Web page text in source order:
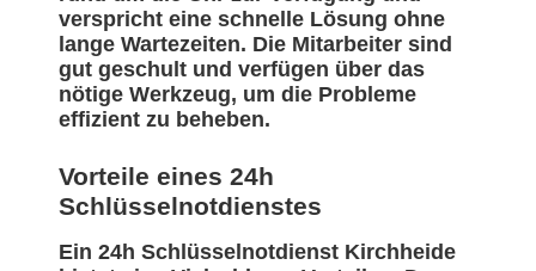
verspricht eine schnelle Lösung ohne
lange Wartezeiten. Die Mitarbeiter sind
gut geschult und verfügen über das
nötige Werkzeug, um die Probleme
effizient zu beheben.
Vorteile eines 24h
Schlüsselnotdienstes
Ein 24h Schlüsselnotdienst Kirchheide